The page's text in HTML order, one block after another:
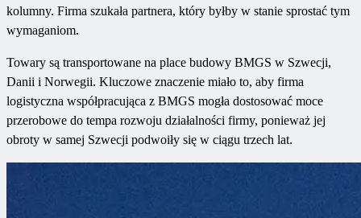
kolumny. Firma szukała partnera, który byłby w stanie sprostać tym
wymaganiom.
Towary są transportowane na place budowy BMGS w Szwecji,
Danii i Norwegii. Kluczowe znaczenie miało to, aby firma
logistyczna współpracująca z BMGS mogła dostosować moce
przerobowe do tempa rozwoju działalności firmy, ponieważ jej
obroty w samej Szwecji podwoiły się w ciągu trzech lat.